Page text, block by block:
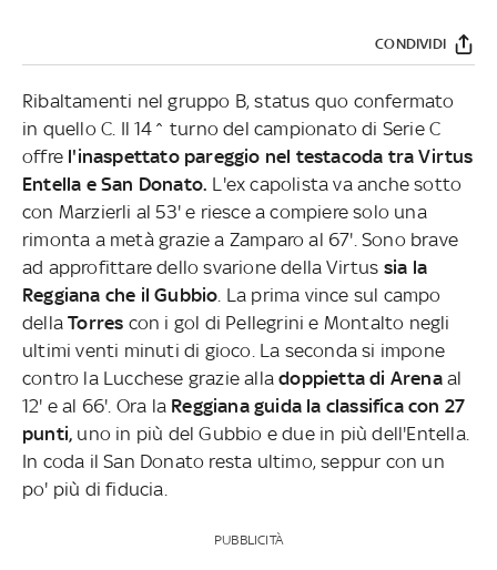
CONDIVIDI
Ribaltamenti nel gruppo B, status quo confermato
in quello C. Il 14^ turno del campionato di Serie C
offre l'inaspettato pareggio nel testacoda tra Virtus
Entella e San Donato. L'ex capolista va anche sotto
con Marzierli al 53' e riesce a compiere solo una
rimonta a metà grazie a Zamparo al 67'. Sono brave
ad approfittare dello svarione della Virtus sia la
Reggiana che il Gubbio . La prima vince sul campo
dellaTorres con i gol di Pellegrini e Montalto negli
ultimi venti minuti di gioco. La seconda si impone
contro la Lucchese grazie alladoppietta di Arenaal
12' e al 66'. Ora la Reggiana guida la classifica con 27
punti, uno in più del Gubbio e due in più dell'Entella.
In coda il San Donato resta ultimo, seppur con un
po' più di fiducia.
PUBBLICITÀ